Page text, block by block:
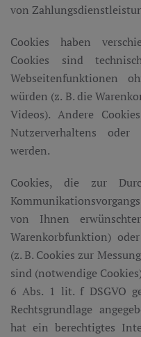
von
Cookies haben
Cookies sind
Webseitenfunktionen
würden (z. B. die
Videos). Andere
Nutzerverhaltens oder
werden.
Cookies, die zur
von Ihnen
Warenkorbfunktion)
(z. B. Cookies zur
sind (notwendige
6 Abs. 1 lit. f DSGVO
Rechtsgrundlage
hat ein berechtigtes